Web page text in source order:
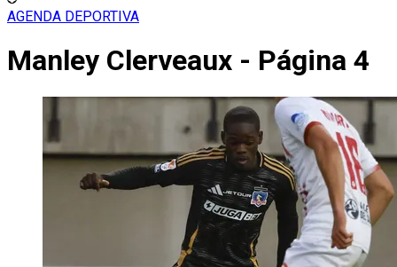
AGENDA DEPORTIVA
Manley Clerveaux - Página 4